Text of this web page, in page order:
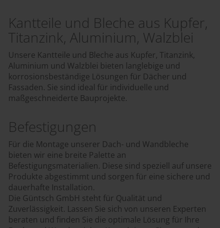
Kantteile und Bleche aus Kupfer,
Titanzink, Aluminium, Walzblei
Unsere Kantteile und Bleche aus Kupfer, Titanzink,
Aluminium und Walzblei bieten langlebige und
korrosionsbeständige Lösungen für Dächer und
Fassaden. Sie sind ideal für individuelle und
maßgeschneiderte Bauprojekte.
Befestigungen
Für die Montage unserer Dach- und Wandbleche
bieten wir eine breite Palette an
Befestigungsmaterialien. Diese sind speziell auf unsere
Produkte abgestimmt und sorgen für eine sichere und
dauerhafte Installation.
Die Güntsch GmbH steht für Qualität und
Zuverlässigkeit. Lassen Sie sich von unseren Experten
beraten und finden Sie die optimale Lösung für Ihre